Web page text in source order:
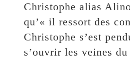
Christophe alias
qu’« il ressort des
Christophe s’est
s’ouvrir les veines